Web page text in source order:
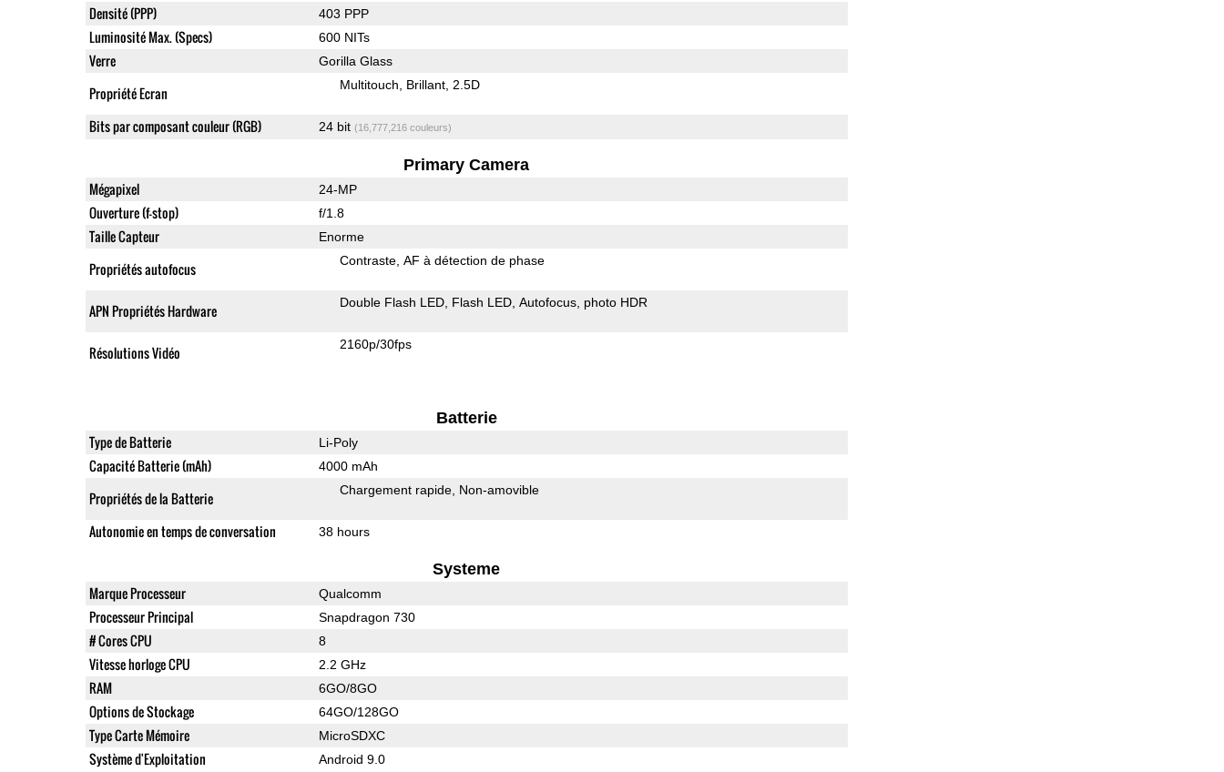
Densité (PPP) 403 PPP
Luminosité Max. (Specs) 600 NITs
Verre Gorilla Glass
Propriété Ecran Multitouch Brillant 2.5D
Bits par composant couleur (RGB) 24 bit (16,777,216 couleurs)
Primary Camera
Mégapixel 24-MP
Ouverture (f-stop) f/1.8
Taille Capteur Enorme
Propriétés autofocus Contraste AF à détection de phase
APN Propriétés Hardware Double Flash LED Flash LED Autofocus photo HDR
Résolutions Vidéo 2160p/30fps
Batterie
Type de Batterie Li-Poly
Capacité Batterie (mAh) 4000 mAh
Propriétés de la Batterie Chargement rapide Non-amovible
Autonomie en temps de conversation 38 hours
Systeme
Marque Processeur Qualcomm
Processeur Principal Snapdragon 730
# Cores CPU 8
Vitesse horloge CPU 2.2 GHz
RAM 6GO/8GO
Options de Stockage 64GO/128GO
Type Carte Mémoire MicroSDXC
Système d'Exploitation Android 9.0